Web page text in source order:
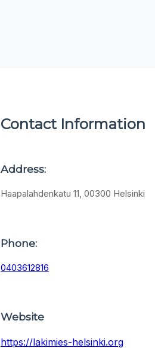
Contact Information
Address:
Haapalahdenkatu 11, 00300 Helsinki
Phone:
0403612816
Website
https://lakimies-helsinki.org